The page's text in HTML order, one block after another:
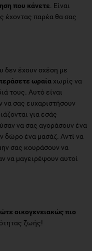
που κάνετε . Είναι
έχοντας παρέα θα σας
δεν έχουν σχέση με
ωραία χωρίς να
τους. Αυτό είναι
να σας ευχαριστήσουν
για εσάς
να σας αγοράσουν ένα
δώρο ένα μασάζ. Αντί να
σας κουράσουν να
να μαγειρέψουν αυτοί
οικογενειακώς πιο
ζωής!